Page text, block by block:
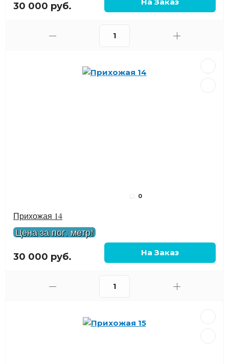
30 000 руб.
0
Прихожая 14
Цена за пог. метр!
30 000 руб.